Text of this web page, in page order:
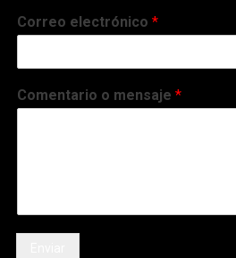
Correo electrónico*
Comentario o mensaje*